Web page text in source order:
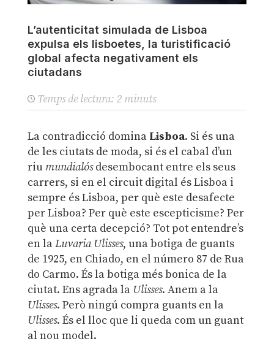
L’autenticitat simulada de Lisboa
expulsa els lisboetes, la turistificació
global afecta negativament els
ciutadans
Temps de lectura: 2 minuts
La contradicció domina Lisboa. Si és una
de les ciutats de moda, si és el cabal d’un
riu mundialósdesembocant entre els seus
carrers, si en el circuit digital és Lisboa i
sempre és Lisboa, per què este desafecte
per Lisboa? Per què este escepticisme? Per
què una certa decepció? Tot pot entendre’s
en laLuvaria Ulisses, una botiga de guants
de 1925, en Chiado, en el número 87 de Rua
do Carmo. És la botiga més bonica de la
ciutat. Ens agrada la Ulisses. Anem a la
Ulisses. Però ningú compra guants en la
Ulisses. És el lloc que li queda com un guant
al nou model.